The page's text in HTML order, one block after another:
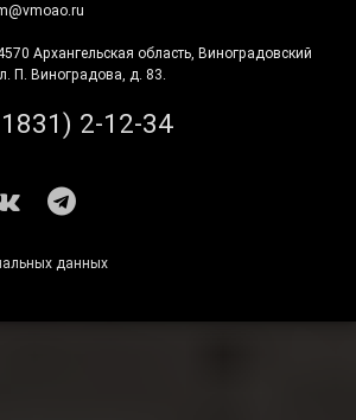
Архангельская область, Виноградовский
П. Виноградова, д. 83.
2-12-34
ВКонтакте
Telegram
данных